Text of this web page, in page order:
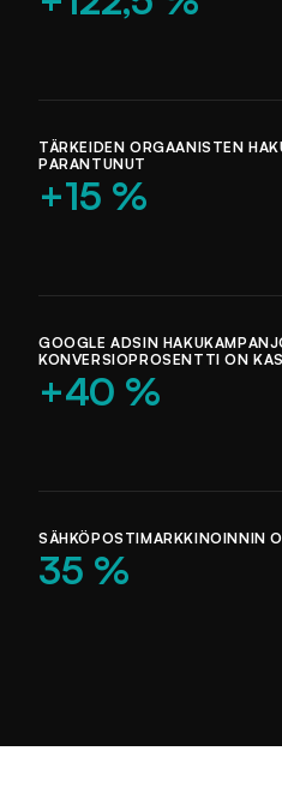
TÄRKEIDEN ORGAANISTEN
PARANTUNUT
+15 %
GOOGLE ADSIN
KONVERSIOPROSENTTI ON
+40 %
SÄHKÖPOSTIMARKKINOINNIN
35 %